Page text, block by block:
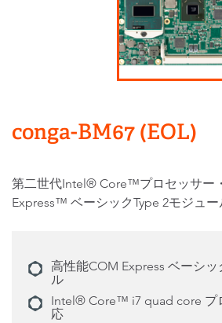
conga-BM67 (EOL)
第二世代Intel® Core™プロセッサー
Express™ ベーシックType 2モジュー
高性能COM Express ベーシッ
ル
Intel® Core™ i7 quad core プ
応